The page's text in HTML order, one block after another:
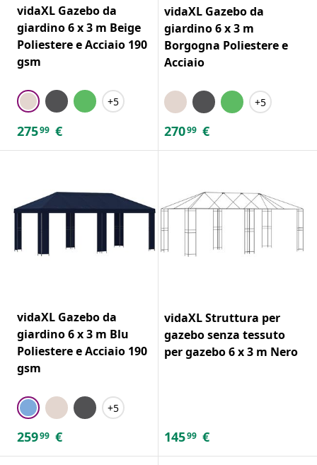
vidaXL Gazebo da
giardino 6 x 3 m Beige
Poliestere e Acciaio 190
gsm
+5
27599 €
vidaXL Gazebo da
giardino 6 x 3 m
Borgogna Poliestere e
Acciaio
+5
27099 €
vidaXL Gazebo da
giardino 6 x 3 m Blu
Poliestere e Acciaio 190
gsm
+5
25999 €
vidaXL Struttura per
gazebo senza tessuto
per gazebo 6 x 3 m Nero
14599 €